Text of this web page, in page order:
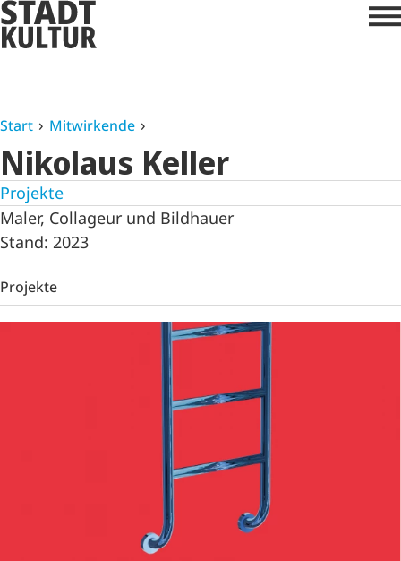
Start Mitwirkende
Nikolaus Keller
Projekte
Maler, Collageur und Bildhauer
Stand: 2023
Projekte